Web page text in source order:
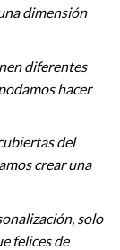
dimensión
diferentes
hacer
del
crear una
solo
felices de